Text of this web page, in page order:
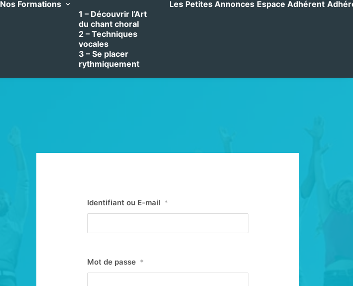
Nos Formations
1 – Découvrir l’Art
du chant choral
2 – Techniques
vocales
3 – Se placer
rythmiquement
Les Petites Annonces Espace Adhérent
Identifiant ou E-mail *
Mot de passe *